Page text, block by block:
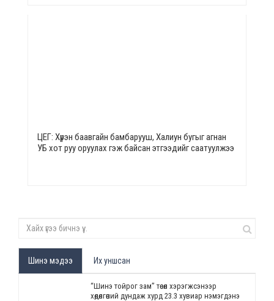
ЦЕГ: Хүрэн баавгайн бамбарууш, Халиун бугыг агнан
УБ хот руу оруулах гэж байсан этгээдийг саатуулжээ
Шинэ мэдээ Их уншсан
“Шинэ тойрог зам” төсөл хэрэгжсэнээр
хөдөлгөөний дундаж хурд 23.3 хувиар нэмэгдэнэ